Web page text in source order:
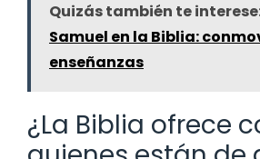
Quizás también te
Samuel en la Biblia:
enseñanzas
¿La Biblia ofrece